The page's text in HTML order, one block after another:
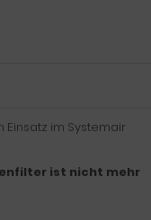
Einsatz im Systemair
ist nicht mehr